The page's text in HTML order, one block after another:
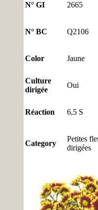
N° GI 2665
N° BC Q2106
Color Jaune
Culture
dirigée
Oui
Réaction 6,5 S
Category
Petites
dirigées